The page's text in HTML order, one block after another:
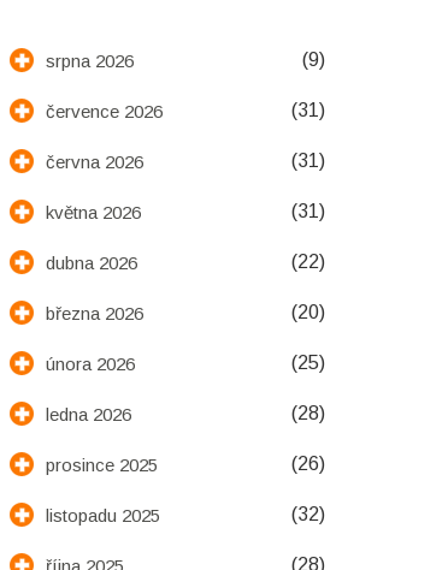
srpna 2026 (9)
července 2026 (31)
června 2026 (31)
května 2026 (31)
dubna 2026 (22)
března 2026 (20)
února 2026 (25)
ledna 2026 (28)
prosince 2025 (26)
listopadu 2025 (32)
října 2025 (28)